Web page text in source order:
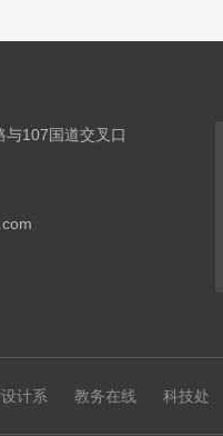
与107国道交叉口
计系 教务在线 科技处